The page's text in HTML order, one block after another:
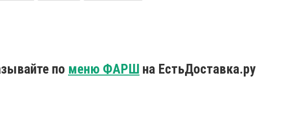
по меню ФАРШ на ЕстьДоставка.ру